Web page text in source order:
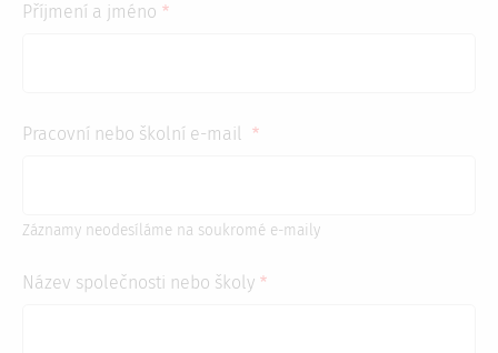
Příjmení a jméno
Pracovní nebo školní e-mail
Záznamy neodesíláme na soukromé e-maily
Název společnosti nebo školy